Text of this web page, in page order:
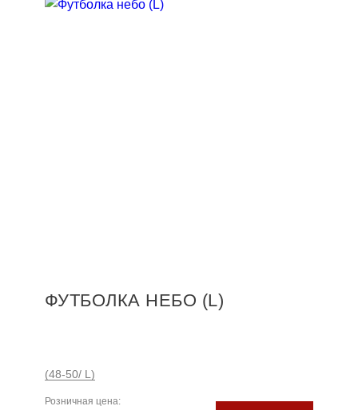
ФУТБОЛКА НЕБО (L)
(48-50/ L)
Розничная цена: